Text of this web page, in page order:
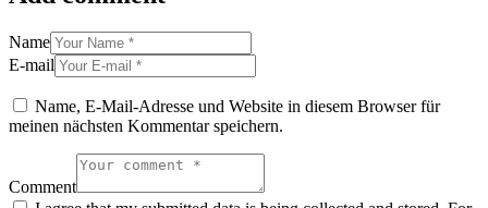
Name
E-mail
Name, E-Mail-Adresse und Website in diesem Browser für
meinen nächsten Kommentar speichern.
Comment